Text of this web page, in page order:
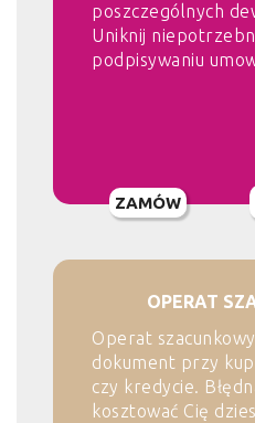
poszczególnych
Uniknij
podpisywaniu
ZAMÓW
OPERAT
Operat
dokument przy
czy kredycie.
kosztować Cię